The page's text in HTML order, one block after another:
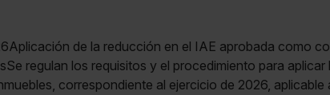
de la reducción en el IAE aprobada como
regulan los requisitos y el procedimiento para aplicar
correspondiente al ejercicio de 2026, aplicable